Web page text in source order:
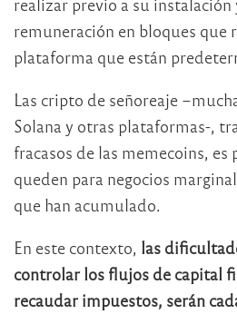
remuneración en bloques que
plataforma que están
Las cripto de señoreaje
Solana y otras plataformas-,
fracasos de las memecoins, es
queden para negocios
que han acumulado.
En este contexto, las
controlar los flujos de capital
recaudar impuestos, serán